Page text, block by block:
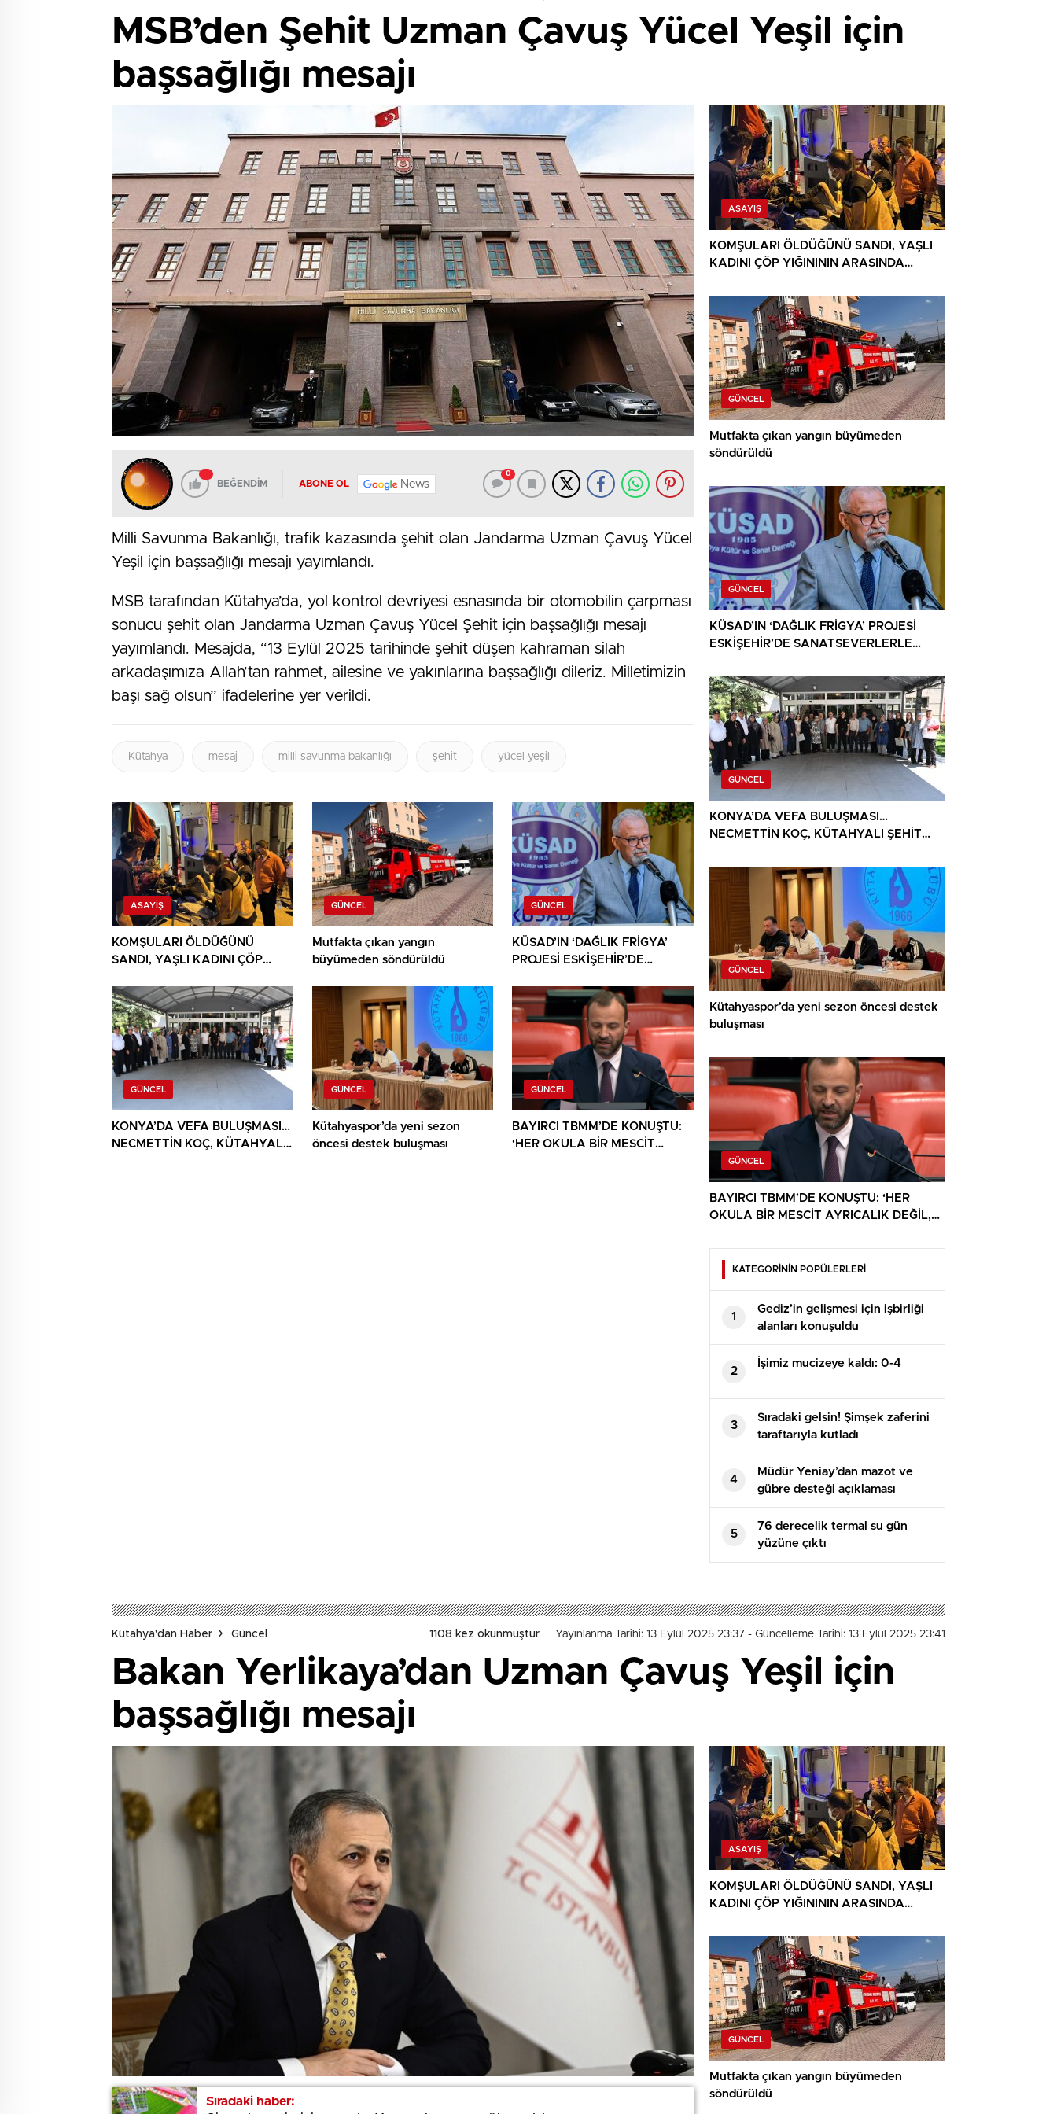
MSB’den Şehit Uzman Çavuş Yücel Yeşil için
başsağlığı mesajı
BEĞENDİM ABONE OL News
0
Milli Savunma Bakanlığı, trafik kazasında şehit olan Jandarma Uzman Çavuş Yücel
Yeşil için başsağlığı mesajı yayımlandı.
MSB tarafından Kütahya’da, yol kontrol devriyesi esnasında bir otomobilin çarpması
sonucu şehit olan Jandarma Uzman Çavuş Yücel Şehit için başsağlığı mesajı
yayımlandı. Mesajda, “13 Eylül 2025 tarihinde şehit düşen kahraman silah
arkadaşımıza Allah’tan rahmet, ailesine ve yakınlarına başsağlığı dileriz. Milletimizin
başı sağ olsun” ifadelerine yer verildi.
Kütahya mesaj milli savunma bakanlığı şehit yücel yeşil
ASAYIŞ
KOMŞULARI ÖLDÜĞÜNÜ
SANDI, YAŞLI KADINI ÇÖP
BULUNDU
GÜNCEL
Mutfakta çıkan yangın
büyümeden söndürüldü
GÜNCEL
KÜSAD’IN ‘DAĞLIK FRİGYA’
PROJESİ ESKİŞEHİR’DE
BULUŞUYOR
GÜNCEL
KONYA’DA VEFA BULUŞMASI…
NECMETTİN KOÇ, KÜTAHYALI
GÜNCEL
Kütahyaspor’da yeni sezon
öncesi destek buluşması
GÜNCEL
BAYIRCI TBMM’DE KONUŞTU:
‘HER OKULA BİR MESCİT
Sıradaki haber:
ASAYIŞ
KOMŞULARI ÖLDÜĞÜNÜ SANDI, YAŞLI
KADINI ÇÖP YIĞINININ ARASINDA
GÜNCEL
Mutfakta çıkan yangın büyümeden
söndürüldü
GÜNCEL
KÜSAD’IN ‘DAĞLIK FRİGYA’ PROJESİ
ESKİŞEHİR’DE SANATSEVERLERLE
GÜNCEL
KONYA’DA VEFA BULUŞMASI…
NECMETTİN KOÇ, KÜTAHYALI ŞEHİT
GÜNCEL
Kütahyaspor’da yeni sezon öncesi destek
buluşması
GÜNCEL
BAYIRCI TBMM’DE KONUŞTU: ‘HER
OKULA BİR MESCİT AYRICALIK DEĞİL,
KATEGORİNİN POPÜLERLERİ
1
Gediz’in gelişmesi için işbirliği
alanları konuşuldu
2
İşimiz mucizeye kaldı: 0-4
3
Sıradaki gelsin! Şimşek zaferini
taraftarıyla kutladı
4
Müdür Yeniay’dan mazot ve
gübre desteği açıklaması
5
76 derecelik termal su gün
yüzüne çıktı
Kütahya'dan Haber Güncel 1108 kez okunmuştur Yayınlanma Tarihi: 13 Eylül 2025 23:37 - Güncelleme Tarihi: 13 Eylül 2025 23:41
Bakan Yerlikaya’dan Uzman Çavuş Yeşil için
başsağlığı mesajı
Sıradaki haber:
ASAYIŞ
KOMŞULARI ÖLDÜĞÜNÜ SANDI, YAŞLI
KADINI ÇÖP YIĞINININ ARASINDA
GÜNCEL
Mutfakta çıkan yangın büyümeden
söndürüldü